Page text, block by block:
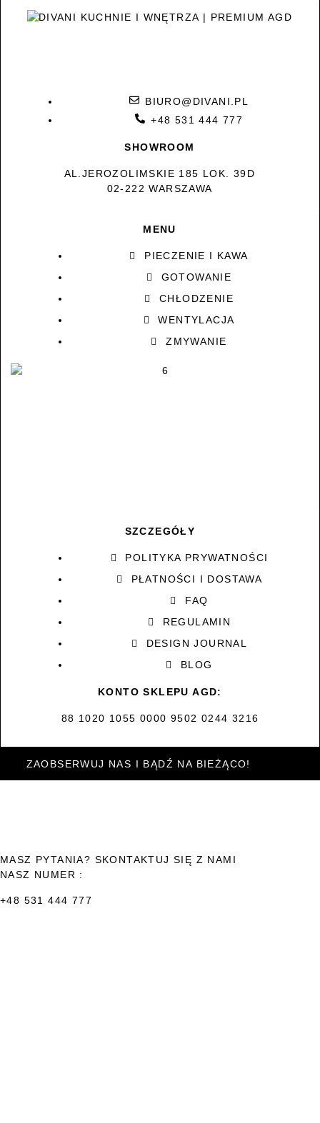
BIURO@DIVANI.PL
+48 531 444 777
SHOWROOM
AL.JEROZOLIMSKIE 185 LOK. 39D
02-222 WARSZAWA
MENU
PIECZENIE I KAWA
GOTOWANIE
CHŁODZENIE
WENTYLACJA
ZMYWANIE
SZCZEGÓŁY
POLITYKA PRYWATNOŚCI
PŁATNOŚCI I DOSTAWA
FAQ
REGULAMIN
DESIGN JOURNAL
BLOG
KONTO SKLEPU AGD:
88 1020 1055 0000 9502 0244 3216
ZAOBSERWUJ NAS I BĄDŹ NA BIEŻĄCO!
MASZ PYTANIA? SKONTAKTUJ SIĘ Z NAMI
NASZ NUMER :
+48 531 444 777